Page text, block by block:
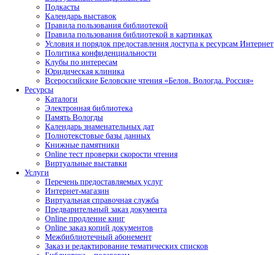
Подкасты
Календарь выставок
Правила пользования библиотекой
Правила пользования библиотекой в картинках
Условия и порядок предоставления доступа к ресурсам Интернет
Политика конфиденциальности
Клубы по интересам
Юридическая клиника
Всероссийские Беловские чтения «Белов. Вологда. Россия»
Ресурсы
Каталоги
Электронная библиотека
Память Вологды
Календарь знаменательных дат
Полнотекстовые базы данных
Книжные памятники
Online тест проверки скорости чтения
Виртуальные выставки
Услуги
Перечень предоставляемых услуг
Интернет-магазин
Виртуальная справочная служба
Предварительный заказ документа
Online продление книг
Online заказ копий документов
Межбиблиотечный абонемент
Заказ и редактирование тематических списков